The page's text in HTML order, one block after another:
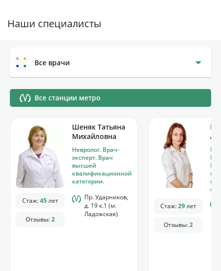
Наши специалисты
Все врачи
Все станции метро
Шеняк Татьяна
Михайловна
Невролог. Врач-
эксперт. Врач
высшей
квалификационной
категории.
Стаж:45лет
Отзывы:2
Пр. Ударников,
д. 19 к.1 (м.
Ладожская)
Стаж:29лет
Отзывы:2